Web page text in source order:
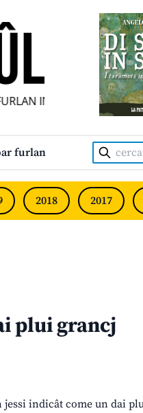
INDIPENDENT •
furlan Cerca:
2018 2017
plui grancj
jessi indicât come un dai